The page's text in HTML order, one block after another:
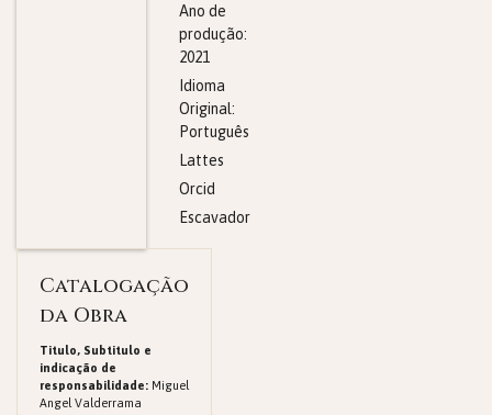
Ano de
produção:
2021
Idioma
Original:
Português
Lattes
Orcid
Escavador
Catalogação
da Obra
Titulo, Subtitulo e
indicação de
responsabilidade: Miguel
Angel Valderrama